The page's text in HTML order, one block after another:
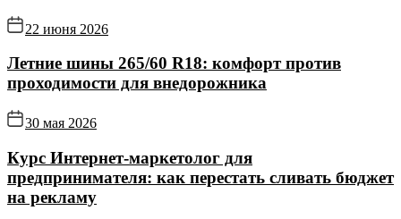
22 июня 2026
Летние шины 265/60 R18: комфорт против
проходимости для внедорожника
30 мая 2026
Курс Интернет‑маркетолог для
предпринимателя: как перестать сливать бюджет
на рекламу